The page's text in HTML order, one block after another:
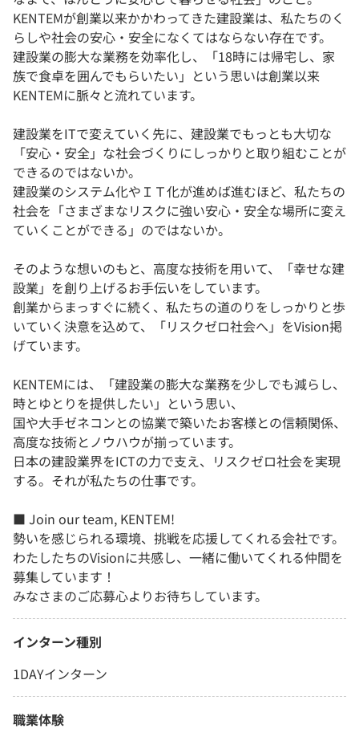
KENTEMが創業以来かかわってきた建設業は、私たちのく
らしや社会の安心・安全になくてはならない存在です。
建設業の膨大な業務を効率化し、「18時には帰宅し、家
族で食卓を囲んでもらいたい」という思いは創業以来
KENTEMに脈々と流れています。
建設業をITで変えていく先に、建設業でもっとも大切な
「安心・安全」な社会づくりにしっかりと取り組むことが
できるのではないか。
建設業のシステム化やＩＴ化が進めば進むほど、私たちの
社会を「さまざまなリスクに強い安心・安全な場所に変え
ていくことができる」のではないか。
そのような想いのもと、高度な技術を用いて、「幸せな建
設業」を創り上げるお手伝いをしています。
創業からまっすぐに続く、私たちの道のりをしっかりと歩
いていく決意を込めて、「リスクゼロ社会へ」をVision掲
げています。
KENTEMには、「建設業の膨大な業務を少しでも減らし、
時とゆとりを提供したい」という思い、
国や大手ゼネコンとの協業で築いたお客様との信頼関係、
高度な技術とノウハウが揃っています。
日本の建設業界をICTの力で支え、リスクゼロ社会を実現
する。それが私たちの仕事です。
■ Join our team, KENTEM!
勢いを感じられる環境、挑戦を応援してくれる会社です。
わたしたちのVisionに共感し、一緒に働いてくれる仲間を
募集しています！
みなさまのご応募心よりお待ちしています。
インターン種別
1DAYインターン
職業体験